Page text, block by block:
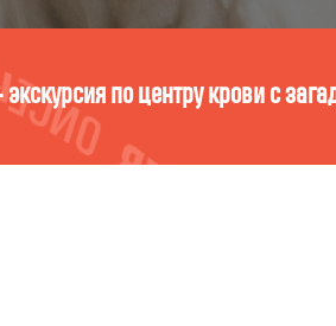
крови? Пройди тест и узнай!